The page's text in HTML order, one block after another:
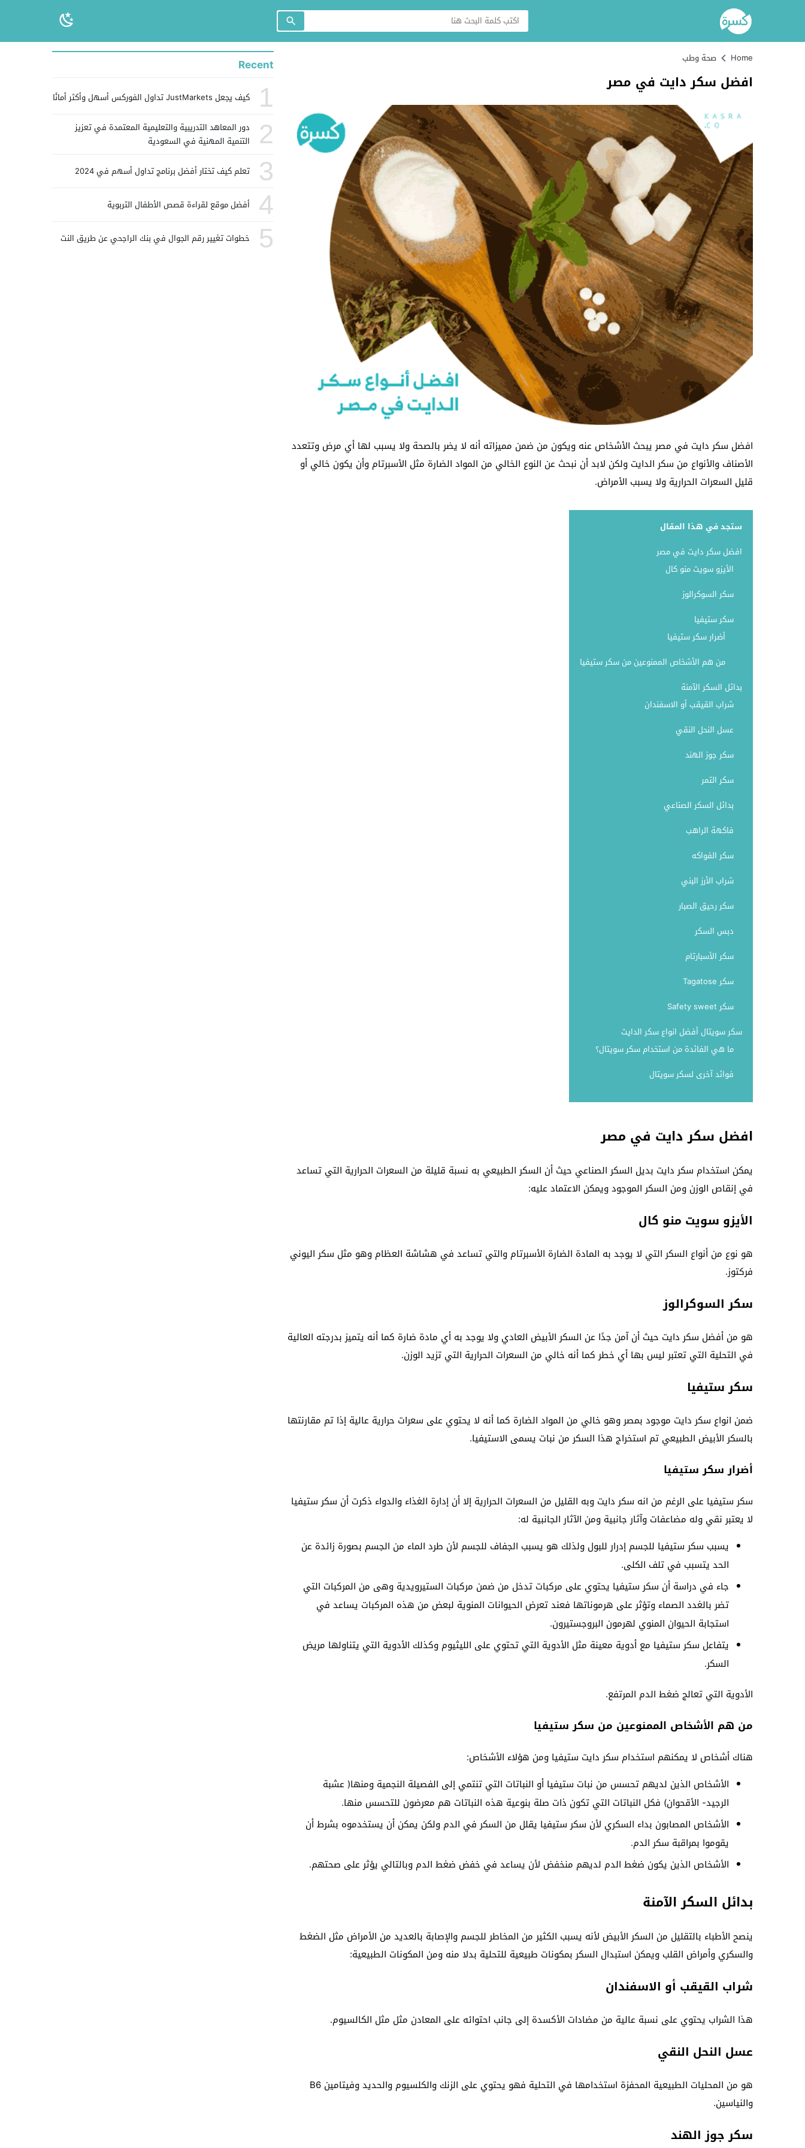
Home صحة وطب
افضل سكر دايت في مصر
افضل سكر دايت في مصر يبحث الأشخاص عنه ويكون من ضمن مميزاته أنه لا يضر بالصحة ولا يسبب لها أي مرض وتتعدد
الأصناف والأنواع من سكر الدايت ولكن لابد أن نبحث عن النوع الخالي من المواد الضارة مثل الأسبرتام وأن يكون خالي أو
قليل السعرات الحرارية ولا يسبب الأمراض.
ستجد في هذا المقال
افضل سكر دايت في مصر
الأيزو سويت منو كال
سكر السوكرالوز
سكر ستيفيا
أضرار سكر ستيفيا
من هم الأشخاص الممنوعين من سكر ستيفيا
بدائل السكر الآمنة
شراب القيقب أو الاسفندان
عسل النحل النقي
سكر جوز الهند
سكر التمر
بدائل السكر الصناعي
فاكهة الراهب
سكر الفواكه
شراب الأرز البني
سكر رحيق الصبار
دبس السكر
سكر الأسبارتام
سكر Tagatose
سكر Safety sweet
سكر سويتال أفضل انواع سكر الدايت
ما هي الفائدة من استخدام سكر سويتال؟
فوائد آخرى لسكر سويتال
افضل سكر دايت في مصر
يمكن استخدام سكر دايت بديل السكر الصناعي حيث أن السكر الطبيعي به نسبة قليلة من السعرات الحرارية التي تساعد
في إنقاص الوزن ومن السكر الموجود ويمكن الاعتماد عليه:
الأيزو سويت منو كال
هو نوع من أنواع السكر التي لا يوجد به المادة الضارة الأسبرتام والتي تساعد في هشاشة العظام وهو مثل سكر اليوني
فركتوز.
سكر السوكرالوز
هو من أفضل سكر دايت حيث أن آمن جدًا عن السكر الأبيض العادي ولا يوجد به أي مادة ضارة كما أنه يتميز بدرجته العالية
في التحلية التي تعتبر ليس بها أي خطر كما أنه خالي من السعرات الحرارية التي تزيد الوزن.
سكر ستيفيا
ضمن انواع سكر دايت موجود بمصر وهو خالي من المواد الضارة كما أنه لا يحتوي على سعرات حرارية عالية إذا تم مقارنتها
بالسكر الأبيض الطبيعي تم استخراج هذا السكر من نبات يسمى الاستيفيا.
أضرار سكر ستيفيا
سكر ستيفيا على الرغم من انه سكر دايت وبه القليل من السعرات الحرارية إلا أن إدارة الغذاء والدواء ذكرت أن سكر ستيفيا
لا يعتبر نقي وله مضاعفات وآثار جانبية ومن الآثار الجانبية له:
يسبب سكر ستيفيا للجسم إدرار للبول ولذلك هو يسبب الجفاف للجسم لأن طرد الماء من الجسم بصورة زائدة عن
الحد يتسبب في تلف الكلى.
جاء في دراسة أن سكر ستيفيا يحتوي على مركبات تدخل من ضمن مركبات الستيرويدية وهى من المركبات التي
تضر بالغدد الصماء وتؤثر على هرموناتها فعند تعرض الحيوانات المنوية لبعض من هذه المركبات يساعد في
استجابة الحيوان المنوي لهرمون البروجستيرون.
يتفاعل سكر ستيفيا مع أدوية معينة مثل الأدوية التي تحتوي على الليثيوم وكذلك الأدوية التي يتناولها مريض
السكر.
الأدوية التي تعالج ضغط الدم المرتفع.
من هم الأشخاص الممنوعين من سكر ستيفيا
هناك أشخاص لا يمكنهم استخدام سكر دايت ستيفيا ومن هؤلاء الأشخاص:
الأشخاص الذين لديهم تحسس من نبات ستيفيا أو النباتات التي تنتمي إلى الفصيلة النجمية ومنها( عشبة
الرجيد- الأقحوان) فكل النباتات التي تكون ذات صلة بنوعية هذه النباتات هم معرضون للتحسس منها.
الأشخاص المصابون بداء السكري لأن سكر ستيفيا يقلل من السكر في الدم ولكن يمكن أن يستخدموه بشرط أن
يقوموا بمراقبة سكر الدم.
الأشخاص الذين يكون ضغط الدم لديهم منخفض لأن يساعد في خفض ضغط الدم وبالتالي يؤثر على صحتهم.
بدائل السكر الآمنة
ينصح الأطباء بالتقليل من السكر الأبيض لأنه يسبب الكثير من المخاطر للجسم والإصابة بالعديد من الأمراض مثل الضغط
والسكري وأمراض القلب ويمكن استبدال السكر بمكونات طبيعية للتحلية بدلا منه ومن المكونات الطبيعية:
شراب القيقب أو الاسفندان
هذا الشراب يحتوي على نسبة عالية من مضادات الأكسدة إلى جانب احتوائه على المعادن مثل مثل الكالسيوم.
عسل النحل النقي
هو من المحليات الطبيعية المحفزة استخدامها في التحلية فهو يحتوي على الزنك والكلسيوم والحديد وفيتامين B6
والنياسين.
سكر جوز الهند
Recent
1 كيف يجعل JustMarkets تداول الفوركس أسهل وأكثر أمانًا
2
دور المعاهد التدريبية والتعليمية المعتمدة في تعزيز
التنمية المهنية في السعودية
3 تعلم كيف تختار أفضل برنامج تداول أسهم في 2024
4 أفضل موقع لقراءة قصص الأطفال التربوية
5 خطوات تغيير رقم الجوال في بنك الراجحي عن طريق النت